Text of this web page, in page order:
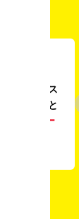
。ガソリンス
用すること
リー